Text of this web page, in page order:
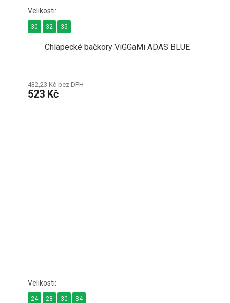
Chlapecké bačkory ViGGaMi ADAS BLUE
432,23 Kč bez DPH
523 Kč
30 32 35
24 28 30 34